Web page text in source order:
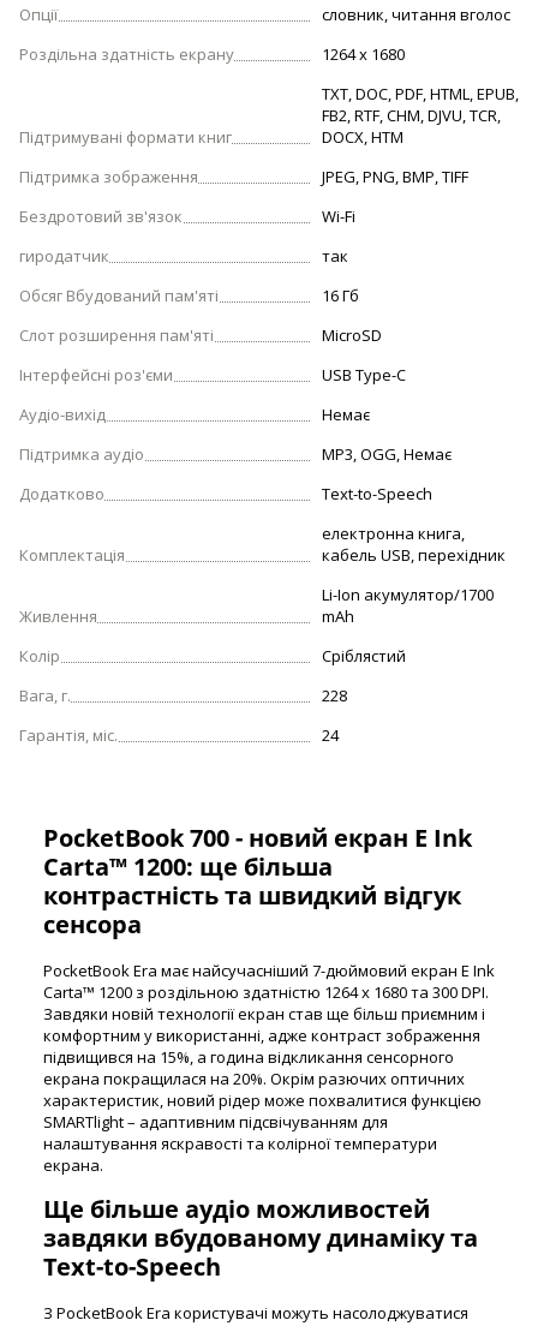
Опції
словник, читання вголос
Роздільна здатність екрану
1264 x 1680
Підтримувані формати книг
TXT, DOC, PDF, HTML, EPUB,
FB2, RTF, CHM, DJVU, TCR,
DOCX, HTM
Підтримка зображення
JPEG, PNG, BMP, TIFF
Бездротовий зв'язок
Wi-Fi
гиродатчик
так
Обсяг Вбудований пам'яті
16 Гб
Слот розширення пам'яті
MicroSD
Iнтерфейсні роз'єми
USB Type-C
Аудіо-вихід
Немає
Підтримка аудіо
MP3, OGG, Немає
Додатково
Text-to-Speech
Комплектація
електронна книга,
кабель USB, перехідник
Живлення
Li-Ion акумулятор/1700
mAh
Колір
Сріблястий
Вага, г.
228
Гарантія, міс.
24
PocketBook 700 - новий екран E Ink
Carta™ 1200: ще більша
контрастність та швидкий відгук
сенсора
PocketBook Era має найсучасніший 7-дюймовий екран E Ink
Carta™ 1200 з роздільною здатністю 1264 x 1680 та 300 DPI.
Завдяки новій технології екран став ще більш приємним і
комфортним у використанні, адже контраст зображення
підвищився на 15%, а година відкликання сенсорного
екрана покращилася на 20%. Окрім разючих оптичних
характеристик, новий рідер може похвалитися функцією
SMARTlight – адаптивним підсвічуванням для
налаштування яскравості та колірної температури
екрана.
Ще більше аудіо можливостей
завдяки вбудованому динаміку та
Text-to-Speech
З PocketBook Era користувачі можуть насолоджуватися